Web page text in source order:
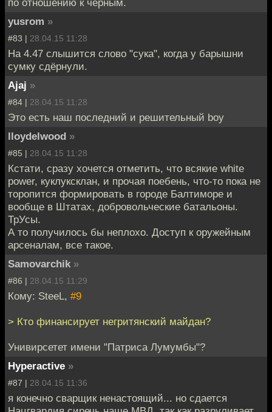
yusrom »
#83 | 28.04.15 11:28
На 4.47 слышится слово "сука", когда у барышни
сумку сдёрнули.
Ajaj »
#84 | 28.04.15 11:28
Это есть наш последний и решительный boy
lloydelwood »
#85 | 28.04.15 11:28
Кстати, сразу хочется отметить, что всякие white
power, куклуксклан, и прочая поебень, что-то пока не
торопится формировать в городе Балтиморе и
вообще в Штатах, добровольческие батальоны.
ТрУсы.
А то получилось бы неплохо. Доступ к оружейным
арсеналам, все такое.
Samovarchik »
#86 | 28.04.15 11:29
Кому: SteeL, #9
> Кто финансирует негритянский майдан?
Унивирсетет имени "Патриса Лумумбы"?
Hyperactive »
#87 | 28.04.15 11:36
я конечно сварщик ненастоящий... но сдается